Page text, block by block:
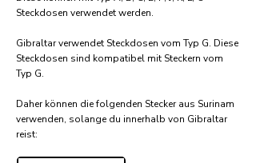
Steckdosen verwendet werden.
Gibraltar verwendet Steckdosen vom Typ G. Diese
Steckdosen sind kompatibel mit Steckern vom
Typ G.
Daher können die folgenden Stecker aus Surinam
verwenden, solange du innerhalb von Gibraltar
reist:​